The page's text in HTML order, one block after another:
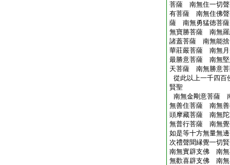
菩薩 南無住一切
有菩薩 南無住佛
薩 南無勇猛徳菩
無寶勝菩薩 南無
諸蓋菩薩 南無能
華莊嚴菩薩 南無
最勝意菩薩 南無
天菩薩 南無勝意
從此以上一千四百
賢聖
南無金剛意菩薩
無善住菩薩 南無
頭摩藏菩薩 南無
無普行菩薩 南無
如是等十方無量無
次禮聲聞縁覺一切
南無實辟支佛 南
無歡喜辟支佛 南